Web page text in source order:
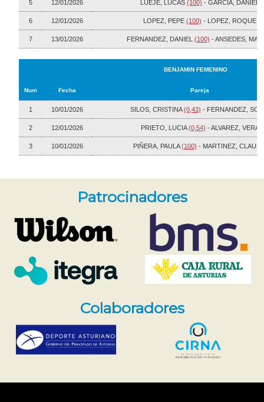
Patrocinadores
Colaboradores